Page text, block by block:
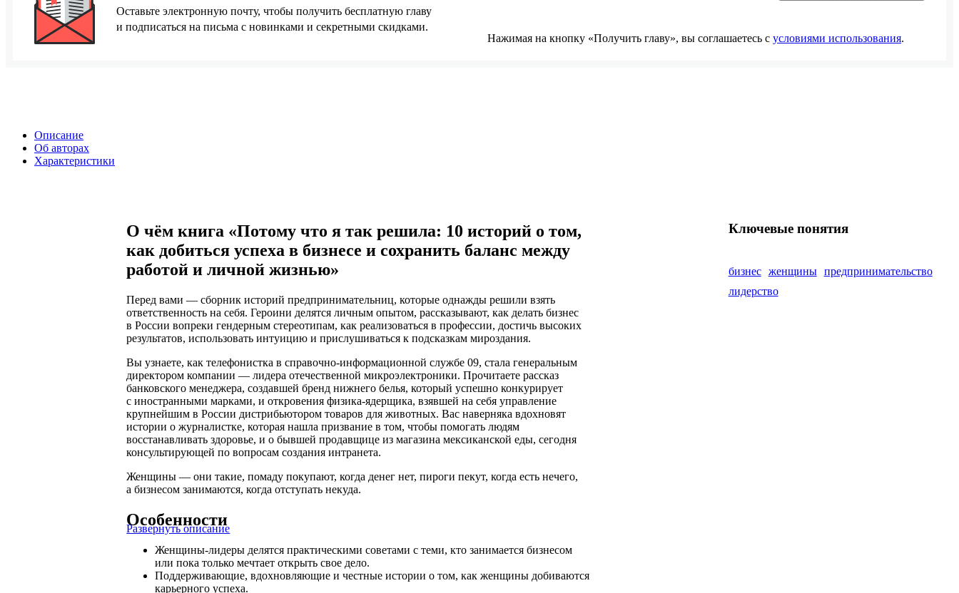
Описание
Об авторах
Характеристики
О чём книга «Потому что я так решила: 10 историй о том,
как добиться успеха в бизнесе и сохранить баланс между
работой и личной жизнью»
Перед вами — сборник историй предпринимательниц, которые однажды решили взять
ответственность на себя. Героини делятся личным опытом, рассказывают, как делать бизнес
в России вопреки гендерным стереотипам, как реализоваться в профессии, достичь высоких
результатов, использовать интуицию и прислушиваться к подсказкам мироздания.
Вы узнаете, как телефонистка в справочно-информационной службе 09, стала генеральным
директором компании — лидера отечественной микроэлектроники. Прочитаете рассказ
банковского менеджера, создавшей бренд нижнего белья, который успешно конкурирует
с иностранными марками, и откровения физика-ядерщика, взявшей на себя управление
крупнейшим в России дистрибьютором товаров для животных. Вас наверняка вдохновят
истории о журналистке, которая нашла призвание в том, чтобы помогать людям
восстанавливать здоровье, и о бывшей продавщице из магазина мексиканской еды, сегодня
консультирующей по вопросам создания интранета.
Женщины — они такие, помаду покупают, когда денег нет, пироги пекут, когда есть нечего,
а бизнесом занимаются, когда отступать некуда.
Особенности
Женщины-лидеры делятся практическими советами с теми, кто занимается бизнесом
или пока только мечтает открыть свое дело.
Поддерживающие, вдохновляющие и честные истории о том, как женщины добиваются
карьерного успеха.
Развернуть описание
Ключевые понятия
бизнес женщины
предпринимательство
лидерство
Оставьте электронную почту, чтобы получить бесплатную главу
и подписаться на письма с новинками и секретными скидками.
Нажимая на кнопку «Получить главу», вы соглашаетесь с условиями использования.